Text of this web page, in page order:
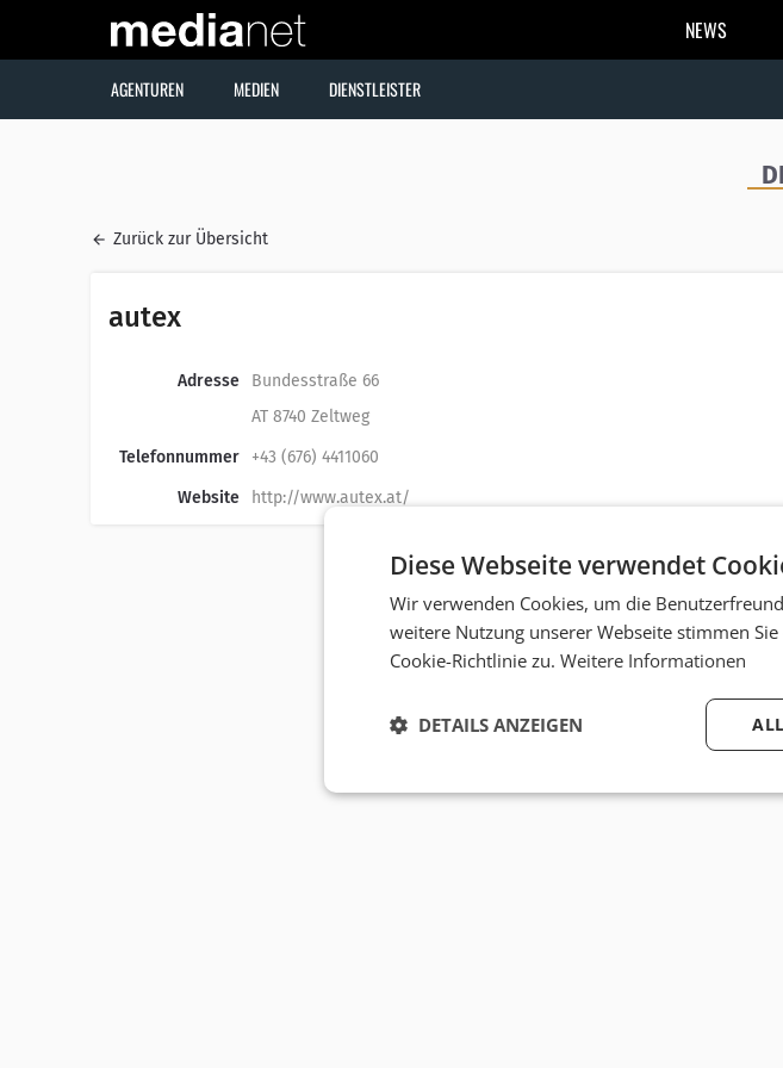
NEWS
AGENTUREN MEDIEN DIENSTLEISTER
Zurück zur Übersicht
autex
Adresse
Bundesstraße 66
AT 8740 Zeltweg
Telefonnummer
+43 (676) 4411060
Website
http://www.autex.at/
Diese Webseite verwendet
Wir verwenden Cookies, um die
weitere Nutzung unserer Webseite stimmen
Cookie-Richtlinie zu. Weitere Informationen
DETAILS ANZEIGEN